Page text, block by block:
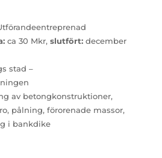
ca 30 Mkr, slutfört:december
stad –
av betongkonstruktioner,
pålning, förorenade massor,
i bankdike